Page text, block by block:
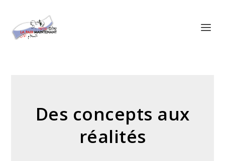
Des concepts aux
réalités